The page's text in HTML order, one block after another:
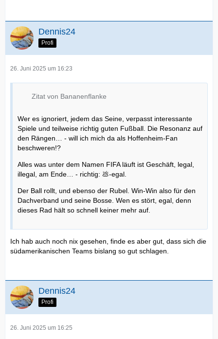
Dennis24
Profi
26. Juni 2025 um 16:23
Zitat von Bananenflanke
Wer es ignoriert, jedem das Seine, verpasst interessante
Spiele und teilweise richtig guten Fußball. Die Resonanz auf
den Rängen… - will ich mich da als Hoffenheim-Fan
beschweren!?
Alles was unter dem Namen FIFA läuft ist Geschäft, legal,
illegal, am Ende… - richtig: 💩-egal.
Der Ball rollt, und ebenso der Rubel. Win-Win also für den
Dachverband und seine Bosse. Wen es stört, egal, denn
dieses Rad hält so schnell keiner mehr auf.
Ich hab auch noch nix gesehen, finde es aber gut, dass sich die
südamerikanischen Teams bislang so gut schlagen.
Dennis24
Profi
26. Juni 2025 um 16:25